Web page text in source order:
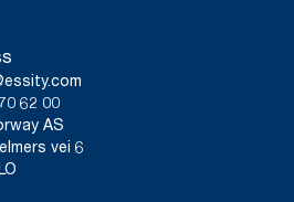
62 00
AS
vei 6